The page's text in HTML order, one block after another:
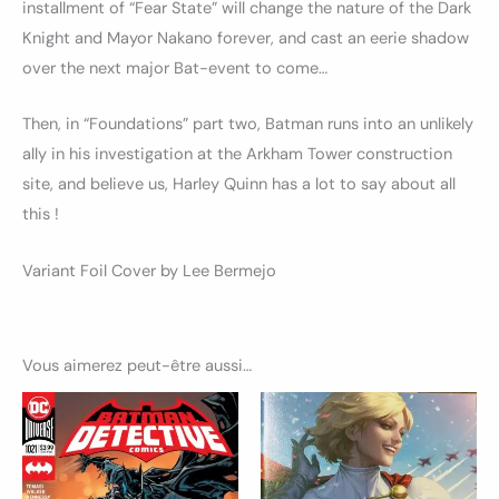
installment of “Fear State” will change the nature of the Dark
Knight and Mayor Nakano forever, and cast an eerie shadow
over the next major Bat-event to come…
Then, in “Foundations” part two, Batman runs into an unlikely
ally in his investigation at the Arkham Tower construction
site, and believe us, Harley Quinn has a lot to say about all
this !
Variant Foil Cover by Lee Bermejo
Vous aimerez peut-être aussi…
Ce
produit
a
Plage
de
prix :
18.50€
à
a